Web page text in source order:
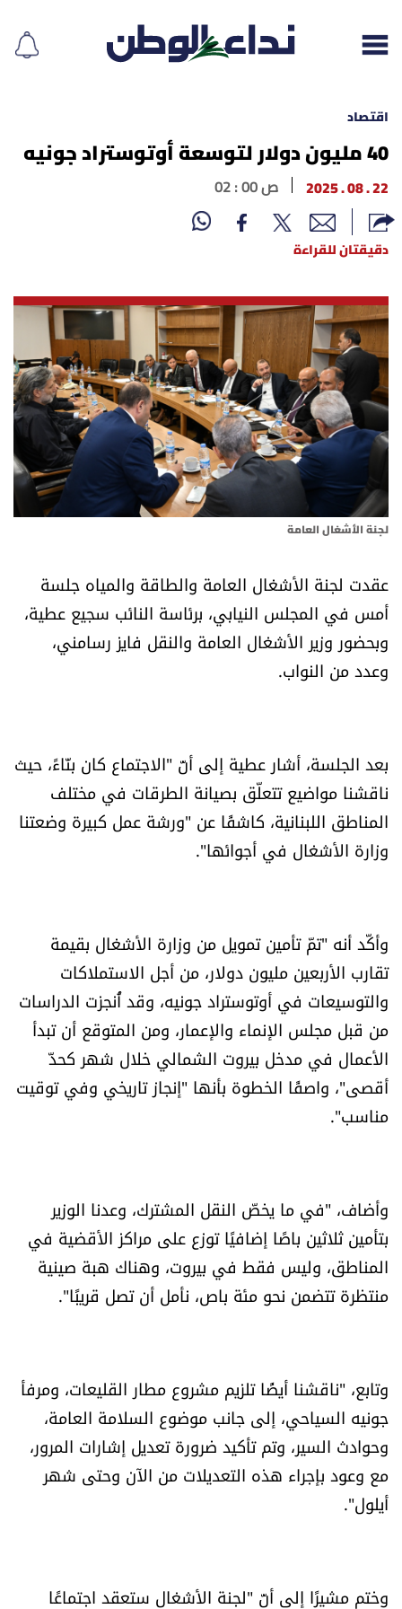
إقرأ الجريدة
لبنان
نداء اليوم
محليات
أسرار
متفرقات
نداء القرّاء
كتّابنا
تحت المجهر
اقتصاد
العالم
الصحافة الإسرائيلية
ثقافة وفنون
فصل من كتاب
اقرأ تضحك
كاميرا
سجالات
الرياضة
منوّعات
للتاريخ
فيديو
من نحن
شروط الاستخدام
اقتصاد
40 مليون دولار لتوسعة أوتوستراد جونيه
22 . 08 . 2025 02 : 00 ص
دقيقتان للقراءة
لجنة الأشغال العامة
عقدت لجنة الأشغال العامة والطاقة والمياه جلسة
أمس في المجلس النيابي، برئاسة النائب سجيع عطية،
وبحضور وزير الأشغال العامة والنقل فايز رسامني،
وعدد من النواب.
بعد الجلسة، أشار عطية إلى أنّ "الاجتماع كان بنّاءً، حيث
ناقشنا مواضيع تتعلّق بصيانة الطرقات في مختلف
المناطق اللبنانية، كاشفًا عن "ورشة عمل كبيرة وضعتنا
وزارة الأشغال في أجوائها".
وأكّد أنه "تمّ تأمين تمويل من وزارة الأشغال بقيمة
تقارب الأربعين مليون دولار، من أجل الاستملاكات
والتوسيعات في أوتوستراد جونيه، وقد أُنجزت الدراسات
من قبل مجلس الإنماء والإعمار، ومن المتوقع أن تبدأ
الأعمال في مدخل بيروت الشمالي خلال شهر كحدّ
أقصى"، واصفًا الخطوة بأنها "إنجاز تاريخي وفي توقيت
مناسب".
وأضاف، "في ما يخصّ النقل المشترك، وعدنا الوزير
بتأمين ثلاثين باصًا إضافيًا توزع على مراكز الأقضية في
المناطق، وليس فقط في بيروت، وهناك هبة صينية
منتظرة تتضمن نحو مئة باص، نأمل أن تصل قريبًا".
وتابع، "ناقشنا أيضًا تلزيم مشروع مطار القليعات، ومرفأ
جونيه السياحي، إلى جانب موضوع السلامة العامة،
وحوادث السير، وتم تأكيد ضرورة تعديل إشارات المرور،
مع وعود بإجراء هذه التعديلات من الآن وحتى شهر
أيلول".
وختم مشيرًا إلى أنّ "لجنة الأشغال ستعقد اجتماعًا